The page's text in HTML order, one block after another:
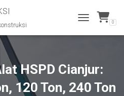
O
L
E
N
A
0
HSPD Cianjur:
120 Ton, 240 Ton